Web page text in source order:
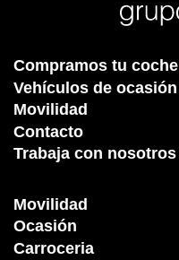
Compramos tu coche
Vehículos de ocasión
Movilidad
Contacto
Trabaja con nosotros
Movilidad
Ocasión
Carroceria